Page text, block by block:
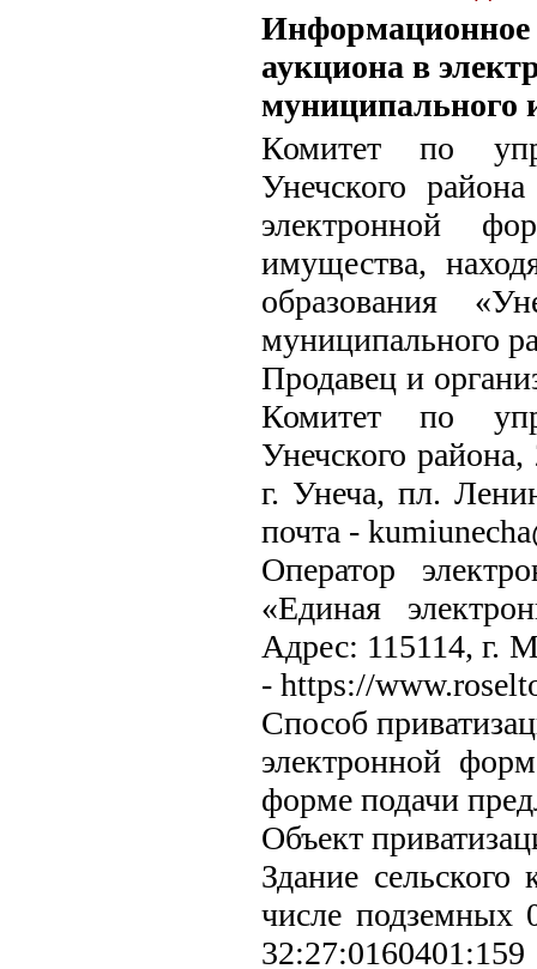
Информационное
аукциона в
муниципального
Комитет по
Унечского
электронной
имущества,
образования
муниципального
Продавец и
Комитет по
Унечского
г. Унеча, пл.
почта -
Оператор
«Единая
Адрес: 115114, г.
- https://
Способ
электронной
форме подачи
Объект
Здание
числе подземных